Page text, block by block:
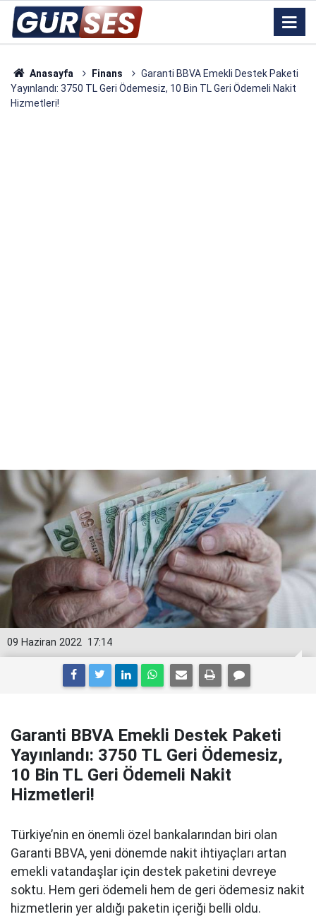
Anasayfa Finans
Garanti BBVA Emekli Destek Paketi
Yayınlandı: 3750 TL Geri Ödemesiz, 10 Bin TL Geri Ödemeli Nakit
Hizmetleri!
17:14
09 Haziran 2022
Garanti BBVA Emekli Destek Paketi
Yayınlandı: 3750 TL Geri Ödemesiz,
10 Bin TL Geri Ödemeli Nakit
Hizmetleri!
Türkiye’nin en önemli özel bankalarından biri olan
Garanti BBVA, yeni dönemde nakit ihtiyaçları artan
emekli vatandaşlar için destek paketini devreye
soktu. Hem geri ödemeli hem de geri ödemesiz nakit
hizmetlerin yer aldığı paketin içeriği belli oldu.